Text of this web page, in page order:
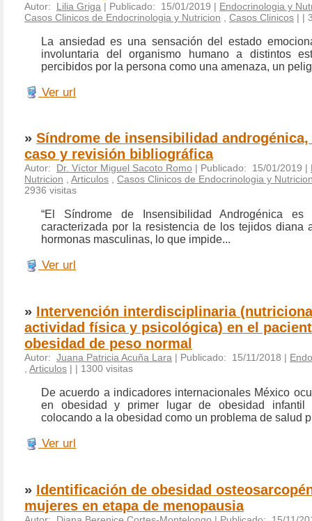
Autor: Lilia Griga | Publicado: 15/01/2019 | Endocrinologia y
Casos Clinicos de Endocrinologia y Nutricion
Casos Clinicos | |
La ansiedad es una sensación del estado
involuntaria del organismo humano a distintos
percibidos por la persona como una amenaza, un
Ver url
» Síndrome de insensibilidad
caso y revisión bibliográfica
Autor: Dr. Víctor Miguel Sacoto Romo | Publicado: 15/01/2019 |
Nutricion , Articulos , Casos Clinicos de Endocrinologia y
2936 visitas
“El Síndrome de Insensibilidad Androgénica es
caracterizada por la resistencia de los tejidos diana
hormonas masculinas, lo que impide...
Ver url
» Intervención interdisciplinaria
actividad física y psicológica) en el
obesidad de peso normal
Autor: Juana Patricia Acuña Lara | Publicado: 15/11/2018 |
Articulos | | 1300 visitas
De acuerdo a indicadores internacionales México
en obesidad y primer lugar de obesidad infantil
colocando a la obesidad como un problema de salud
Ver url
» Identificación de obesidad
mujeres en etapa de menopausia